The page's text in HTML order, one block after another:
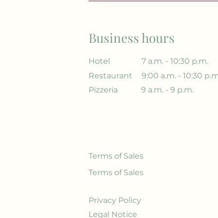
Business hours
Hotel
7 a.m. - 10:30 p.m.
Restaurant
9:00 a.m. - 10:30
Pizzeria
9 a.m. - 9 p.m.
Terms of Sales
Terms of Sales
Privacy Policy
Legal Notice